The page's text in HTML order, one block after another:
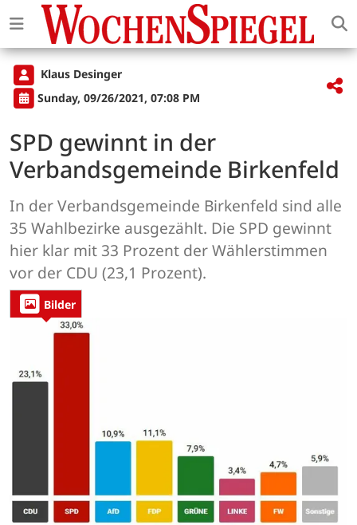
Klaus Desinger
Sunday, 09/26/2021, 07:08 PM
SPD gewinnt in der
Verbandsgemeinde Birkenfeld
In der Verbandsgemeinde Birkenfeld sind alle
35 Wahlbezirke ausgezählt. Die SPD gewinnt
hier klar mit 33 Prozent der Wählerstimmen
vor der CDU (23,1 Prozent).
Bilder